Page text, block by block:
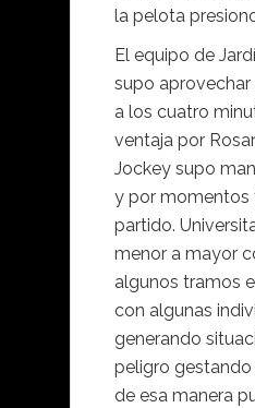
la pelota
El equipo de
supo
a los cuatro
ventaja por
Jockey supo
y por momentos
partido.
menor a mayor
algunos tramos
con algunas
generando
peligro
de esa manera